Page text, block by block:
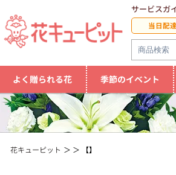
サービスガ
当日配
よく贈られる花 季節のイベント
花キューピット 【】